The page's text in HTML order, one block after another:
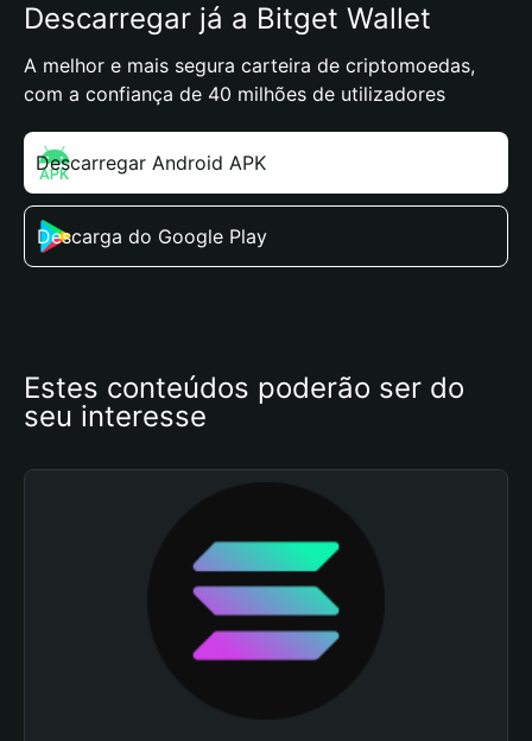
Descarregar já a Bitget Wallet
A melhor e mais segura carteira de criptomoedas,
com a confiança de 40 milhões de utilizadores
Descarregar Android APK
Descarga do Google Play
Estes conteúdos poderão ser do
seu interesse